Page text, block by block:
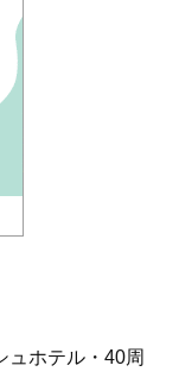
ュホテル・40周